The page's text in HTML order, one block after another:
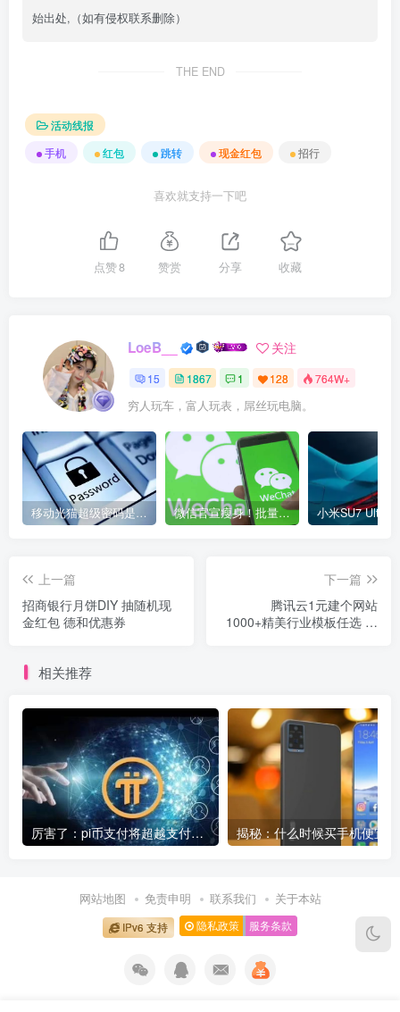
始出处,（如有侵权联系删除）
THE END
活动线报
手机
红包 跳转 现金红包 招行
喜欢就支持一下吧
点赞8 赞赏 分享 收藏
LoeB__ 关注
15 1867 1 128 764W+
穷人玩车，富人玩表，屌丝玩电脑。
移动光猫超级密码是多少？移动光猫超级管理员后台账号与密码 微信官宣瘦身！批量清理原图新功能来了 安卓、iOS均可使用
上一篇
招商银行月饼DIY 抽随机现
金红包 德和优惠券
下一篇
腾讯云1元建个网站
1000+精美行业模板任选 无
相关推荐
厉害了：pi币支付将超越支付宝微信成为全球第一大支付平台
网站地图 免责申明 联系我们 关于本站
IPv6 支持 隐私政策 服务条款